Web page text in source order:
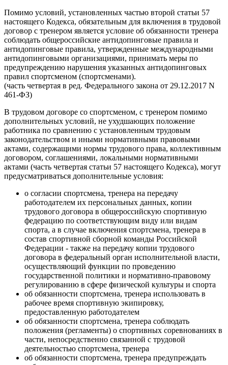
Помимо условий, установленных частью второй статьи 57
настоящего Кодекса, обязательным для включения в трудовой
договор с тренером является условие об обязанности тренера
соблюдать общероссийские антидопинговые правила и
антидопинговые правила, утвержденные международными
антидопинговыми организациями, принимать меры по
предупреждению нарушения указанных антидопинговых
правил спортсменом (спортсменами).
(часть четвертая в ред. Федерального закона от 29.12.2017 N
461-ФЗ)
В трудовом договоре со спортсменом, с тренером помимо
дополнительных условий, не ухудшающих положение
работника по сравнению с установленным трудовым
законодательством и иными нормативными правовыми
актами, содержащими нормы трудового права, коллективным
договором, соглашениями, локальными нормативными
актами (часть четвертая статьи 57 настоящего Кодекса), могут
предусматриваться дополнительные условия:
о согласии спортсмена, тренера на передачу
работодателем их персональных данных, копии
трудового договора в общероссийскую спортивную
федерацию по соответствующим виду или видам
спорта, а в случае включения спортсмена, тренера в
состав спортивной сборной команды Российской
Федерации - также на передачу копии трудового
договора в федеральный орган исполнительной власти,
осуществляющий функции по проведению
государственной политики и нормативно-правовому
регулированию в сфере физической культуры и спорта
об обязанности спортсмена, тренера использовать в
рабочее время спортивную экипировку,
предоставленную работодателем
об обязанности спортсмена, тренера соблюдать
положения (регламенты) о спортивных соревнованиях в
части, непосредственно связанной с трудовой
деятельностью спортсмена, тренера
об обязанности спортсмена, тренера предупреждать